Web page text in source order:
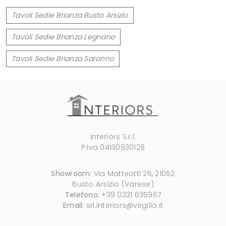
Tavoli Sedie Brianza Busto Arsizio
Tavoli Sedie Brianza Legnano
Tavoli Sedie Brianza Saronno
Interiors S.r.l.
P.Iva 04130930128
Showroom: Via Matteotti 26, 21052
Busto Arsizio (Varese)
Telefono: +39 0331 635967
Email: srl.interiors@virgilio.it